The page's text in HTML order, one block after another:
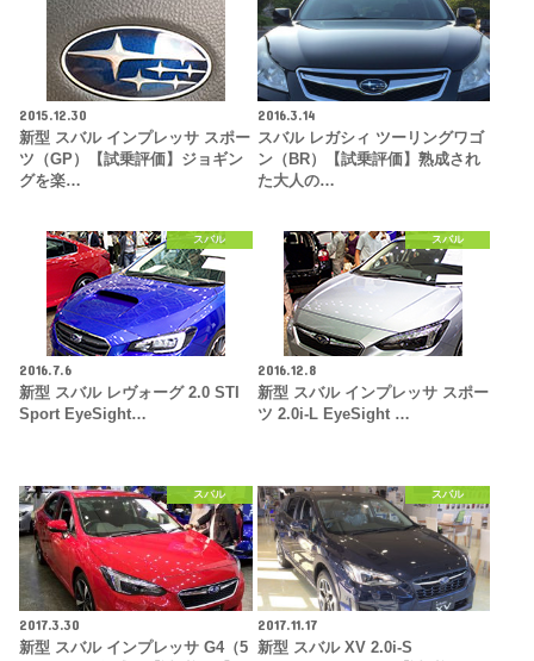
2015.12.30
新型 スバル インプレッサ スポー
ツ（GP）【試乗評価】ジョギン
グを楽…
2016.3.14
スバル レガシィ ツーリングワゴ
ン（BR）【試乗評価】熟成され
た大人の…
スバル
2016.7.6
新型 スバル レヴォーグ 2.0 STI
Sport EyeSight…
スバル
2016.12.8
新型 スバル インプレッサ スポー
ツ 2.0i-L EyeSight …
スバル
2017.3.30
新型 スバル インプレッサ G4（5
スバル
2017.11.17
新型 スバル XV 2.0i-S